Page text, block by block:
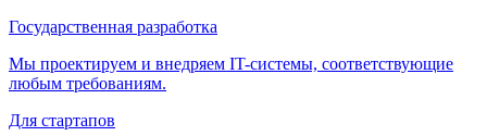
Государственная разработка
Мы проектируем и внедряем IT-системы, соответствующие
любым требованиям.
Для стартапов